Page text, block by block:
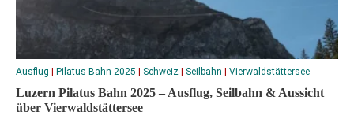
Ausflug | Pilatus Bahn 2025 | Schweiz | Seilbahn | Vierwaldstättersee
Luzern Pilatus Bahn 2025 – Ausflug, Seilbahn & Aussicht
über Vierwaldstättersee